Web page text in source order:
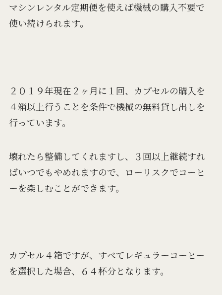
マシンレンタル定期便を使えば機械の購入不要で
使い続けられます。
２０１９年現在２ヶ月に１回、カプセルの購入を
４箱以上行うことを条件で機械の無料貸し出しを
行っています。
壊れたら整備してくれますし、３回以上継続すれ
ばいつでもやめれますので、ローリスクでコーヒ
ーを楽しむことができます。
カプセル４箱ですが、すべてレギュラーコーヒー
を選択した場合、６４杯分となります。